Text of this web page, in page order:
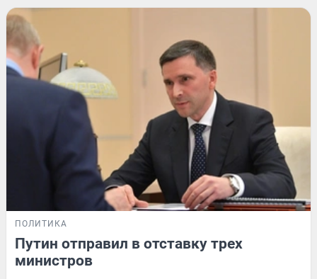
ПОЛИТИКА
Путин отправил в отставку трех
министров